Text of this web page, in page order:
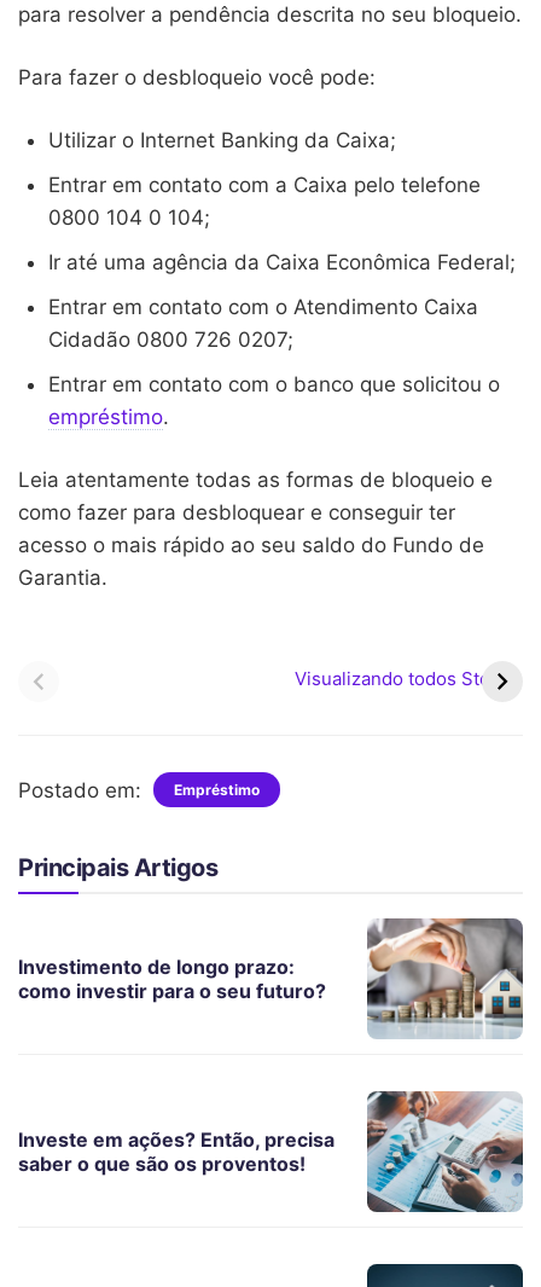
para resolver a pendência descrita no seu bloqueio.
Para fazer o desbloqueio você pode:
Utilizar o Internet Banking da Caixa;
Entrar em contato com a Caixa pelo telefone
0800 104 0 104;
Ir até uma agência da Caixa Econômica Federal;
Entrar em contato com o Atendimento Caixa
Cidadão 0800 726 0207;
Entrar em contato com o banco que solicitou o
empréstimo.
Leia atentamente todas as formas de bloqueio e
como fazer para desbloquear e conseguir ter
acesso o mais rápido ao seu saldo do Fundo de
Garantia.
Visualizando todos Stories
nova linha de crédito
consignado
Março 2025
Postado em: Empréstimo
Principais Artigos
Investimento de longo prazo:
como investir para o seu futuro?
Investe em ações? Então, precisa
saber o que são os proventos!